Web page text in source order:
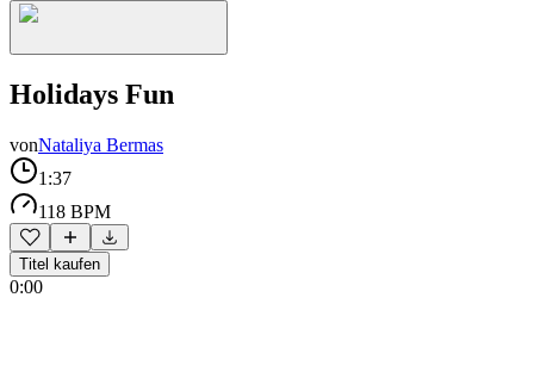
Holidays Fun
vonNataliya Bermas
1:37
118 BPM
Titel kaufen
0:00